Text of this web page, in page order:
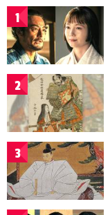
1
2
3